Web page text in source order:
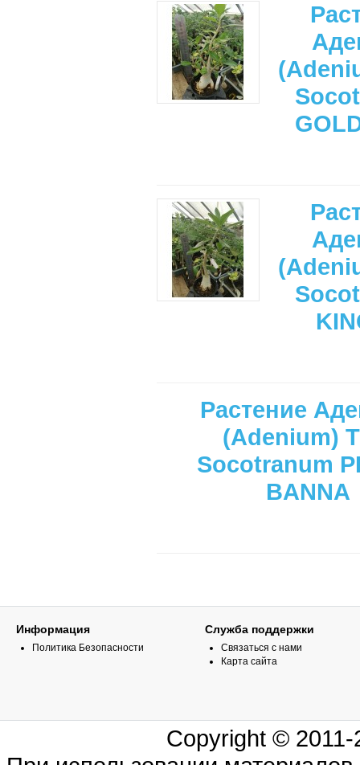
Растение
(Adenium)
Socotranum
BANNA
Информация
Политика Безопасности
Служба поддержки
Связаться с нами
Карта сайта
Copyright ©